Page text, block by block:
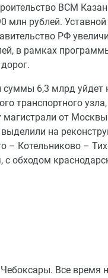
ВСМ
млн рублей.
РФ
в рамках
суммы 6,3 млрд уйдет
транспортного
магистрали от
на
– Котельниково –
с обходом
Все время